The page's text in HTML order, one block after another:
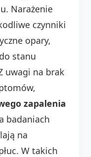
Narażenie
czynniki
opary,
stanu
uwagi na brak
zapalenia
badaniach
na
W takich